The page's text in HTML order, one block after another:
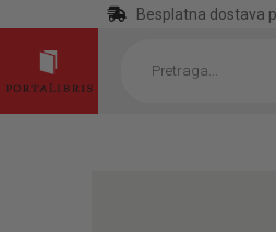
Besplatna dostava
search